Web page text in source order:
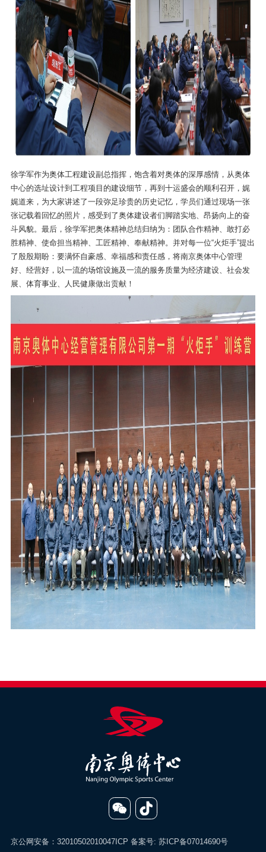
徐学军作为奥体工程建设副总指挥，饱含着对奥体的深厚感情，从奥体
中心的选址设计到工程项目的建设细节，再到十运盛会的顺利召开，娓
娓道来，为大家讲述了一段弥足珍贵的历史记忆，学员们通过现场一张
张记载着回忆的照片，感受到了奥体建设者们脚踏实地、昂扬向上的奋
斗风貌。最后，徐学军把奥体精神总结归纳为：团队合作精神、敢打必
胜精神、使命担当精神、工匠精神、奉献精神。并对每一位“火炬手”提出
了殷殷期盼：要满怀自豪感、幸福感和责任感，将南京奥体中心管理
好、经营好，以一流的场馆设施及一流的服务质量为经济建设、社会发
展、体育事业、人民健康做出贡献！
京公网安备：32010502010047ICP 备案号: 苏ICP备07014690号